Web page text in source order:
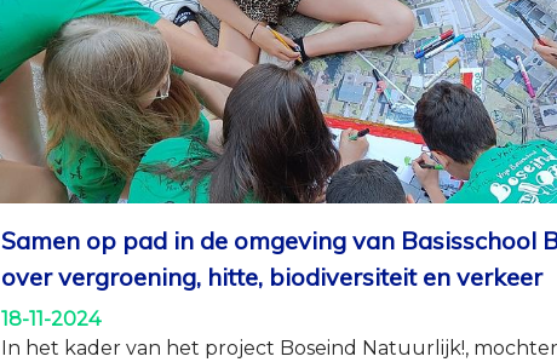
Samen op pad in de omgeving van Basisschool
over vergroening, hitte, biodiversiteit en verkeer
18-11-2024
In het kader van het project Boseind Natuurlijk!,